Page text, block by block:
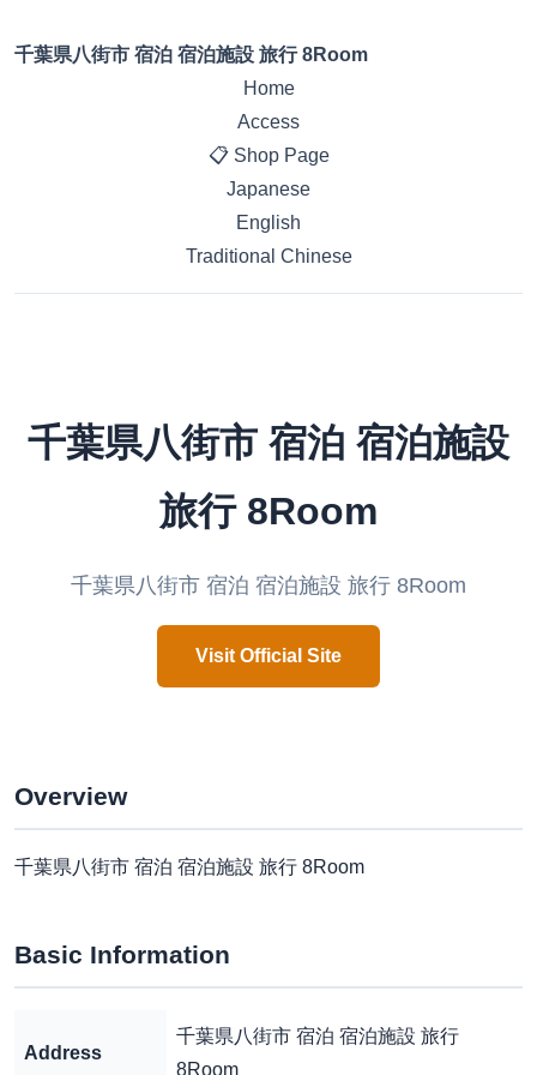
千葉県八街市 宿泊 宿泊施設 旅行 8Room
Home
Access
📋 Shop Page
Japanese
English
Traditional Chinese
千葉県八街市 宿泊 宿泊施設
旅行 8Room
千葉県八街市 宿泊 宿泊施設 旅行 8Room
Visit Official Site
Overview
千葉県八街市 宿泊 宿泊施設 旅行 8Room
Basic Information
Address
‍千葉県八街市 宿泊 ​宿泊施設 旅行
‌8Room